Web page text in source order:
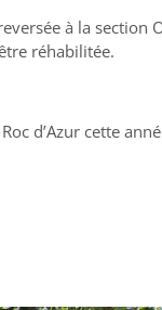
à la section
réhabilitée.
d’Azur cette